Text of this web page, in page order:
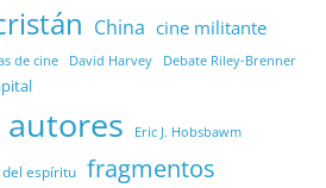
China cine militante
de cine David Harvey Debate Riley-Brenner
autores Eric J. Hobsbawm
espíritu fragmentos